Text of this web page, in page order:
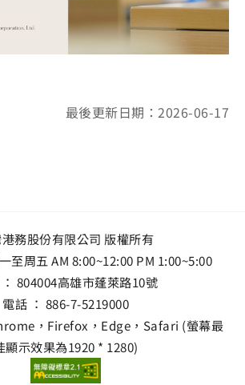
最後更新日期：2026-06-17
務股份有限公司 版權所有
至周五 AM 8:00~12:00 PM 1:00~5:00
804004高雄市蓬萊路10號
電話 ： 886-7-5219000
，Firefox，Edge，Safari (螢幕最
顯示效果為1920 * 1280)